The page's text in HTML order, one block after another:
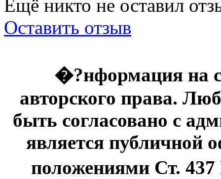
Ещё никто не оставил
Оставить отзыв
�?нформация на
авторского права.
быть согласовано с
является публичной
положениями Ст.